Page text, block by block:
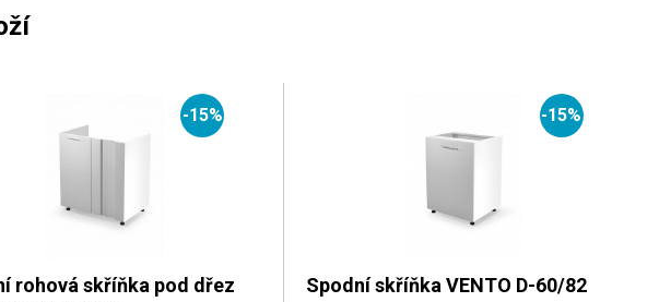
-15%
rohová skříňka pod dřez
-15%
Spodní skříňka VENTO D-60/82